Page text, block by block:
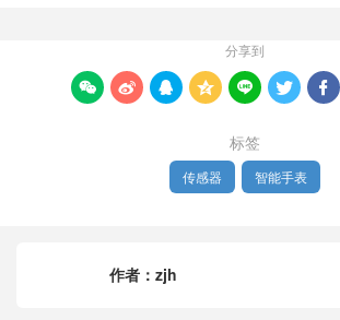
分享到
      
标签
传感器 智能手表
作者： zjh